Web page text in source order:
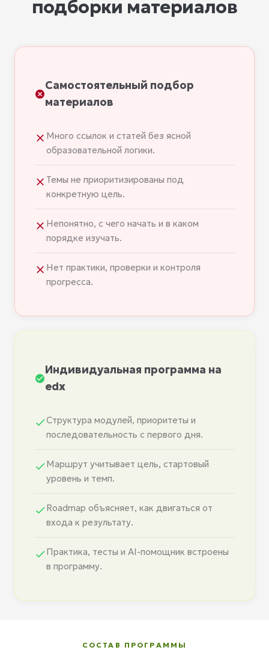
подборки материалов
Самостоятельный подбор
материалов
Много ссылок и статей без ясной
образовательной логики.
Темы не приоритизированы под
конкретную цель.
Непонятно, с чего начать и в каком
порядке изучать.
Нет практики, проверки и контроля
прогресса.
Индивидуальная программа на
edx
Структура модулей, приоритеты и
последовательность с первого дня.
Маршрут учитывает цель, стартовый
уровень и темп.
Roadmap объясняет, как двигаться от
входа к результату.
Практика, тесты и AI-помощник встроены
в программу.
СОСТАВ ПРОГРАММЫ